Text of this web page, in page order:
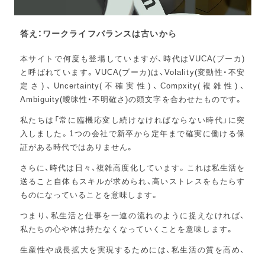
答え：ワークライフバランスは古いから
本サイトで何度も登場していますが、時代はVUCA(ブーカ)
と呼ばれています。VUCA(ブーカ)は、Volality(変動性・不安
定さ)、Uncertainty(不確実性)、Compxity(複雑性)、
Ambiguity(曖昧性・不明確さ)の頭文字を合わせたものです。
私たちは「常に臨機応変し続けなければならない時代」に突
入しました。1つの会社で新卒から定年まで確実に働ける保
証がある時代ではありません。
さらに、時代は日々、複雑高度化しています。これは私生活を
送ること自体もスキルが求められ、高いストレスをもたらす
ものになっていることを意味します。
つまり、私生活と仕事を一連の流れのように捉えなければ、
私たちの心や体は持たなくなっていくことを意味します。
生産性や成長拡大を実現するためには、私生活の質を高め、